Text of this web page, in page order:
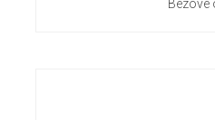
Bezové